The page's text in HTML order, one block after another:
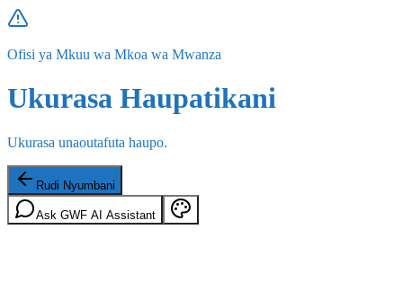
Ofisi ya Mkuu wa Mkoa wa Mwanza
Ukurasa Haupatikani
Ukurasa unaoutafuta haupo.
Rudi Nyumbani
Ask GWF AI Assistant